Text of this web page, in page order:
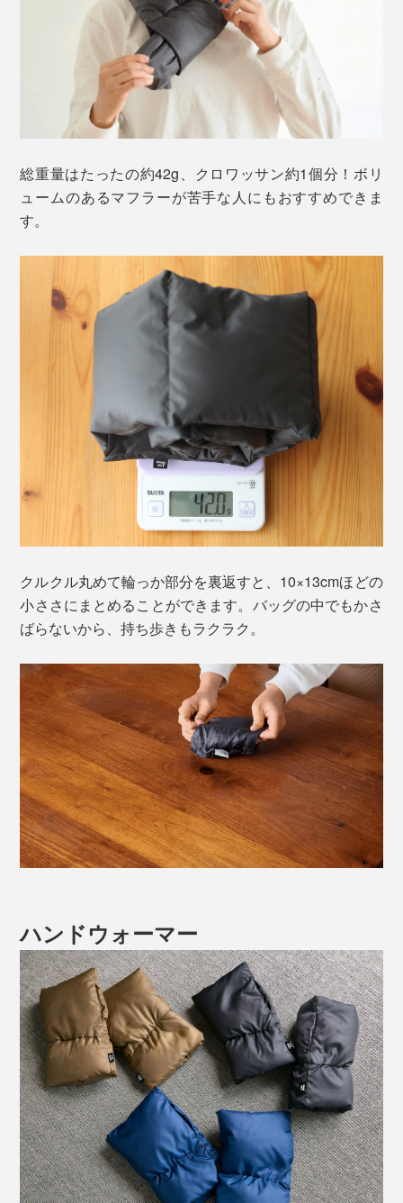
総重量はたったの約42g、クロワッサン約1個分！ボリ
ュームのあるマフラーが苦手な人にもおすすめできま
す。
クルクル丸めて輪っか部分を裏返すと、10×13cmほどの
小ささにまとめることができます。バッグの中でもかさ
ばらないから、持ち歩きもラクラク。
ハンドウォーマー